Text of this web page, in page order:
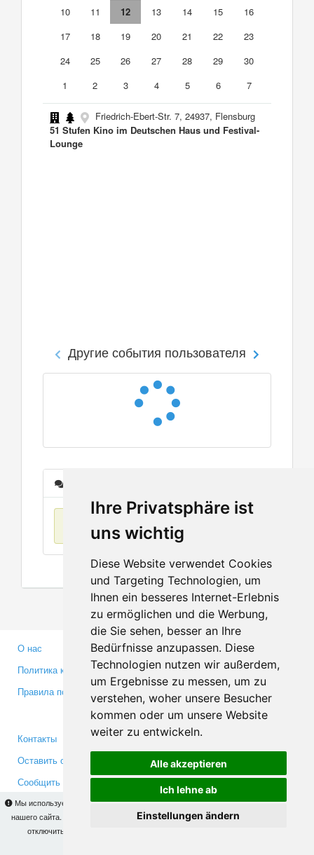
Ihre Privatsphäre ist
uns wichtig
Diese Website verwendet Cookies
und Targeting Technologien, um
Ihnen ein besseres Internet-Erlebnis
zu ermöglichen und die Werbung,
die Sie sehen, besser an Ihre
Bedürfnisse anzupassen. Diese
Technologien nutzen wir außerdem,
um Ergebnisse zu messen, um zu
verstehen, woher unsere Besucher
kommen oder um unsere Website
weiter zu entwickeln.
Alle akzeptieren
Ich lehne ab
Einstellungen ändern
Мы используем cookies для того, чтобы Вы могли использовать весь функционал
нашего сайта. На
Вы сможете узнать подробности и, при желании,
отключить использование cookies. Продолжая пользоваться сайтом, Вы
10
11 12 13 14 15
16
17
18 19 20 21 22
23
24
25 26 27 28 29
30
1
2 3 4 5 6 7
Friedrich-Ebert-Str. 7, 24937, Flensburg
51 Stufen Kino im Deutschen Haus und Festival-
Lounge
Другие события пользователя
О нас
Политика конфиденциальности
Правила пользования
Партнерам
Инвесторам
Медиа
Контакты
Оставить отзыв
Сообщить об ошибке
Facebook
Twitter
YouTube
Google+